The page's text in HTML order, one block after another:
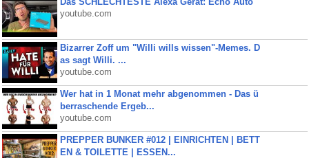
youtube.com
Bizarrer Zoff um "Willi wills wissen"-Memes. D
as sagt Willi. ...
youtube.com
Wer hat in 1 Monat mehr abgenommen - Das ü
berraschende Ergeb...
youtube.com
PREPPER BUNKER #012 | EINRICHTEN | BETT
EN & TOILETTE | ESSEN...